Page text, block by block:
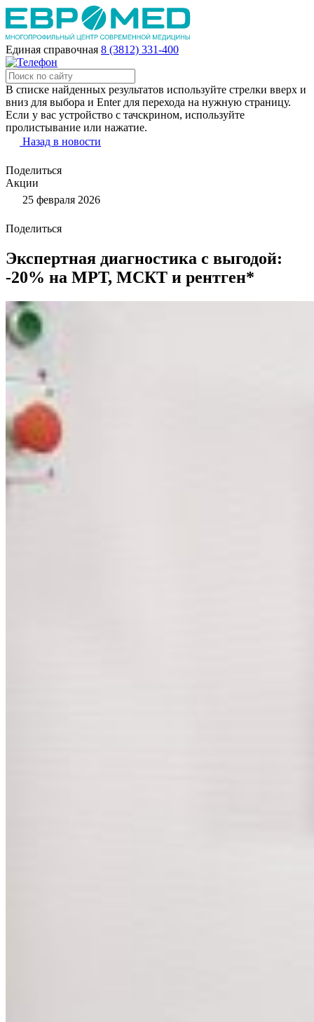
Единая справочная 8 (3812) 331-400
В списке найденных результатов используйте стрелки вверх и
вниз для выбора и Enter для перехода на нужную страницу.
Если у вас устройство с тачскрином, используйте
пролистывание или нажатие.
Назад в новости
Поделиться
Акции
25 февраля 2026
Поделиться
Экспертная диагностика с выгодой:
-20% на МРТ, МСКТ и рентген*